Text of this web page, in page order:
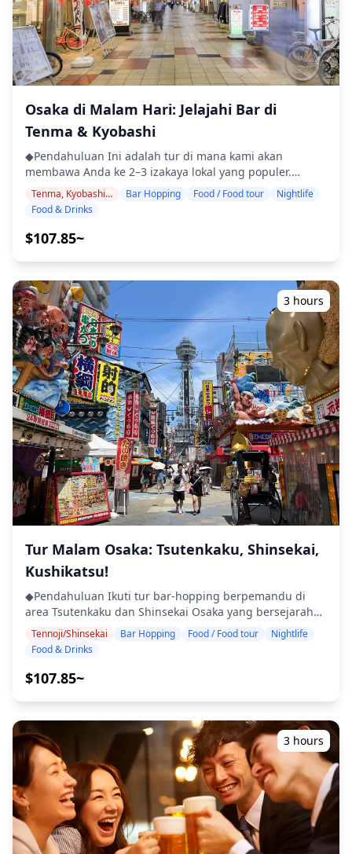
area Namba Parks berfungsi sebagai basis yang nyaman
untuk menikmati makanan dan kehidupan malam Osaka
bersama dengan belanja dan jalan-jalan.
makanan tambahan yang tidak termasuk dalam biaya
tur ・Pengeluaran pribadi atau belanja ◆Info Tambahan
・Jumlah maksimum peserta untuk tur ini adalah 8
orang. ・Anak-anak harus didampingi oleh orang
dewasa. ・Alkohol hanya disajikan untuk peserta berusia
20 tahun ke atas (usia minum legal di Jepang). ・Harap
perhatikan bahwa makanan disiapkan di dapur yang
terpisah dari Holiday Travel, jadi kami tidak dapat
menjamin makanan bebas alergi atau mengakomodasi
batasan diet. ◆Area Teluk Osaka – Makanan &
Kehidupan Malam Area Teluk Osaka, rumah bagi
Universal Studios Japan dan Akuarium Osaka Kaiyukan
yang terkenal, menawarkan perpaduan yang hidup
antara pilihan tempat makan dan kehidupan malam. Di
sekitar Universal City Walk, pengunjung dapat
menemukan berbagai restoran internasional, bar
kasual, dan tempat makan ramah keluarga—sempurna
untuk kelompok setelah seharian di taman hiburan. Bagi
mereka yang mencari cita rasa lokal, area ini juga
memiliki makanan jalanan ala Osaka seperti takoyaki,
okonomiyaki, dan kushikatsu. Banyak tempat dirancang
agar mudah dimasuki bagi pengunjung pertama kali,
menjadikannya ramah pemula dibandingkan dengan
distrik bar lokal yang lebih dalam seperti Tenma atau
Kyobashi. Di malam hari, suasana tepi laut dan kincir ria
yang diterangi menciptakan suasana santai,
menjadikannya ideal untuk bar hopping kasual atau
makan malam indah bersama teman dan keluarga. ![]
(https://assets.hldycdn.com/c877e5b3-5c76-4f0a-bae0-
c751e2424b57.webp?w=1200&h=800&fit=crop&q=80) ![]
(https://assets.hldycdn.com/6514c06c-fb69-4b01-b641-
a2872f726669.jpg?w=1200&h=800&fit=crop&q=80) ![]
(https://assets.hldycdn.com/33a5d675-58ef-492d-93f6-
d21df091db24.jpg?w=1200&h=800&fit=crop&q=80) ![]
(https://assets.hldycdn.com/bf1aed59-2641-461c-a69a-
506ae33e7667.jpg?w=1200&h=800&fit=crop&q=80) ![]
(https://assets.hldycdn.com/715591e5-3a23-41ae-95d9-
6543ee7dfd95.jpg?w=1200&h=800&fit=crop&q=80)
Osaka di Malam Hari: Jelajahi Bar di
Tenma & Kyobashi
◆Pendahuluan Ini adalah tur di mana kami akan
membawa Anda ke 2–3 izakaya lokal yang populer.
Bersantai dan nikmati makanan dan minuman daerah
dengan santai. Cukup bawa uang tunai, dan serahkan
yang tak terlupakan bersama! ・Pilih area pilihan Anda:
ketiga area tersebut) ・Nikmati ketenangan pikiran
dengan pemandu yang ramah, bahkan di tempat-
tempat di mana bahasa Inggris mungkin tidak
digunakan ・Tur kelompok kecil memastikan
pengalaman yang lebih pribadi dan otentik ◆Termasuk
・2 minuman di setiap 3 tempat (total 6 minuman) ・
Makan malam: hidangan izakaya dan makanan khas
lokal ・Kunjungi 2–3 tempat — seperti warung makan,
izakaya, atau bar — bersama dengan pemandu lokal
◆Tidak Termasuk ・Penjemputan dan pengantaran hotel
・Tip ・Biaya transportasi ・Minuman atau makanan
tambahan yang tidak termasuk dalam biaya tur ・
Pengeluaran pribadi atau belanja ◆Info Tambahan ・
Jumlah maksimum peserta untuk tur ini adalah 8 orang.
・Anak-anak harus didampingi oleh orang dewasa. ・
Alkohol hanya disajikan untuk peserta berusia 20 tahun
ke atas (usia minum legal di Jepang). ・Harap perhatikan
Holiday Travel, jadi kami tidak dapat menjamin makanan
bebas alergi atau mengakomodasi batasan diet.
◆Tenma, Kyobashi & Osaka Castle – Makanan &
Kehidupan Malam Area Tenma, Kyobashi, dan Osaka
Castle masing-masing menawarkan cita rasa kehidupan
malam Osaka yang berbeda. Tenma dikenal sebagai
surga bar-hopping, penuh dengan bar berdiri dan
kushikatsu, doteyaki (urat daging sapi yang direbus
adalah distrik yang ramai dan bersahaja yang dipenuhi
dengan izakaya lentera merah yang menyajikan yakitori,
oden, dan jeroan panggang, cocok untuk menikmati
suasana lokal yang sesungguhnya. Di sekitar Osaka
Castle, Anda akan menemukan izakaya kasual, restoran
bergaya, dan bar tepi sungai — ideal untuk bersantai
dengan makanan dan minuman setelah jalan-jalan atau
menghadiri acara, semuanya dengan pemandangan
malam yang indah. ![]
(https://assets.hldycdn.com/9179519c-2451-4679-81b0-
Tenma, Kyobashi, Osaka-jo Bar Hopping Food / Food tour
Nightlife
Food & Drinks
$107.85~
3 hours
Tur Malam Osaka: Tsutenkaku, Shinsekai,
Kushikatsu!
◆Pendahuluan Ikuti tur bar-hopping berpemandu di
area Tsutenkaku dan Shinsekai Osaka yang bersejarah
dan rasakan kehidupan malam yang semarak di salah
satu distrik hiburan paling ikonik di Jepang. Kunjungi
khas lokal seperti kushikatsu (sate goreng), takoyaki,
jalanan yang diterangi lampu neon dan gang Janjan
Yokocho yang retro, temukan tempat-tempat otentik dan
benamkan diri Anda dalam suasana era Showa yang
nostalgia. ・Kunjungi tiga izakaya atau bar di lokasi
pilihan Anda di area Tsutenkaku dan Shinsekai ・Tur
kelompok kecil memastikan pengalaman yang intim dan
otentik ・Nikmati hidangan khas lokal Osaka, termasuk
kushikatsu, takoyaki, dan okonomiyaki ・Pelajari tentang
budaya daerah dan etika makan dari pemandu Anda ・
Rasakan kehidupan malam Shinsekai yang semarak,
Tennoji/Shinsekai Bar Hopping Food / Food tour
Nightlife
Food & Drinks
$107.85~
3 hours